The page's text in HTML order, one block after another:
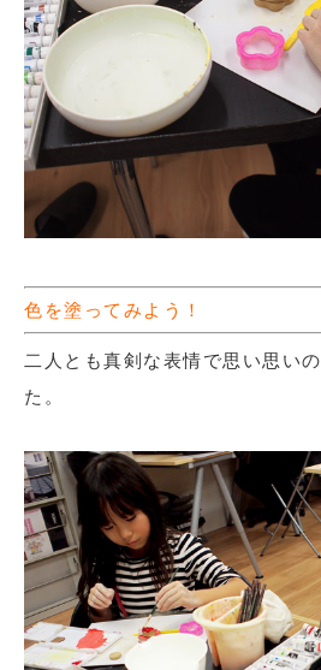
色を塗ってみよう！
二人とも真剣な表情で思い思い
た。